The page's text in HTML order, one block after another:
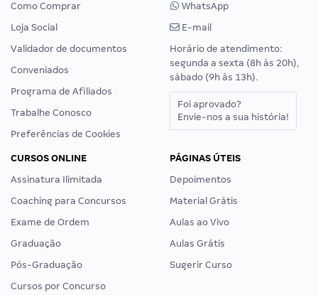
Como Comprar
Loja Social
Validador de documentos
Conveniados
Programa de Afiliados
Trabalhe Conosco
Preferências de Cookies
WhatsApp
E-mail
Horário de atendimento:
segunda a sexta (8h às 20h),
sábado (9h às 13h).
Foi aprovado?
Envie-nos a sua história!
CURSOS ONLINE
Assinatura Ilimitada
Coaching para Concursos
Exame de Ordem
Graduação
Pós-Graduação
Cursos por Concurso
PÁGINAS ÚTEIS
Depoimentos
Material Grátis
Aulas ao Vivo
Aulas Grátis
Sugerir Curso